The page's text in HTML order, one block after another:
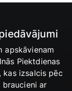
apskāvienam
Piektdienas
kas izsalcis pēc
ar